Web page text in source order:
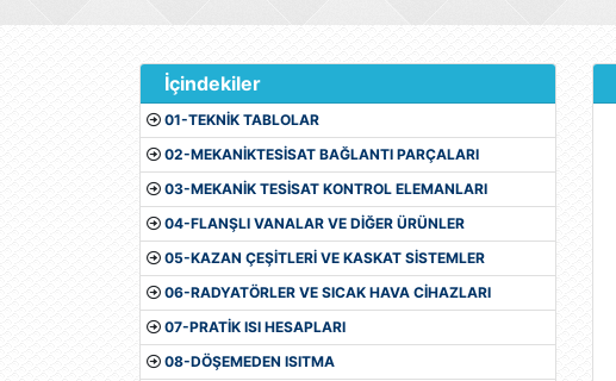
İçindekiler
01-TEKNİK TABLOLAR
02-MEKANİKTESİSAT BAĞLANTI PARÇALARI
03-MEKANİK TESİSAT KONTROL ELEMANLARI
04-FLANŞLI VANALAR VE DİĞER ÜRÜNLER
05-KAZAN ÇEŞİTLERİ VE KASKAT SİSTEMLER
06-RADYATÖRLER VE SICAK HAVA CİHAZLARI
07-PRATİK ISI HESAPLARI
08-DÖŞEMEDEN ISITMA